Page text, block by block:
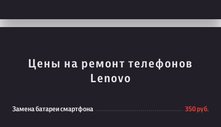
Цены на ремонт телефонов
Lenovo
Замена батареи смартфона 350 руб.